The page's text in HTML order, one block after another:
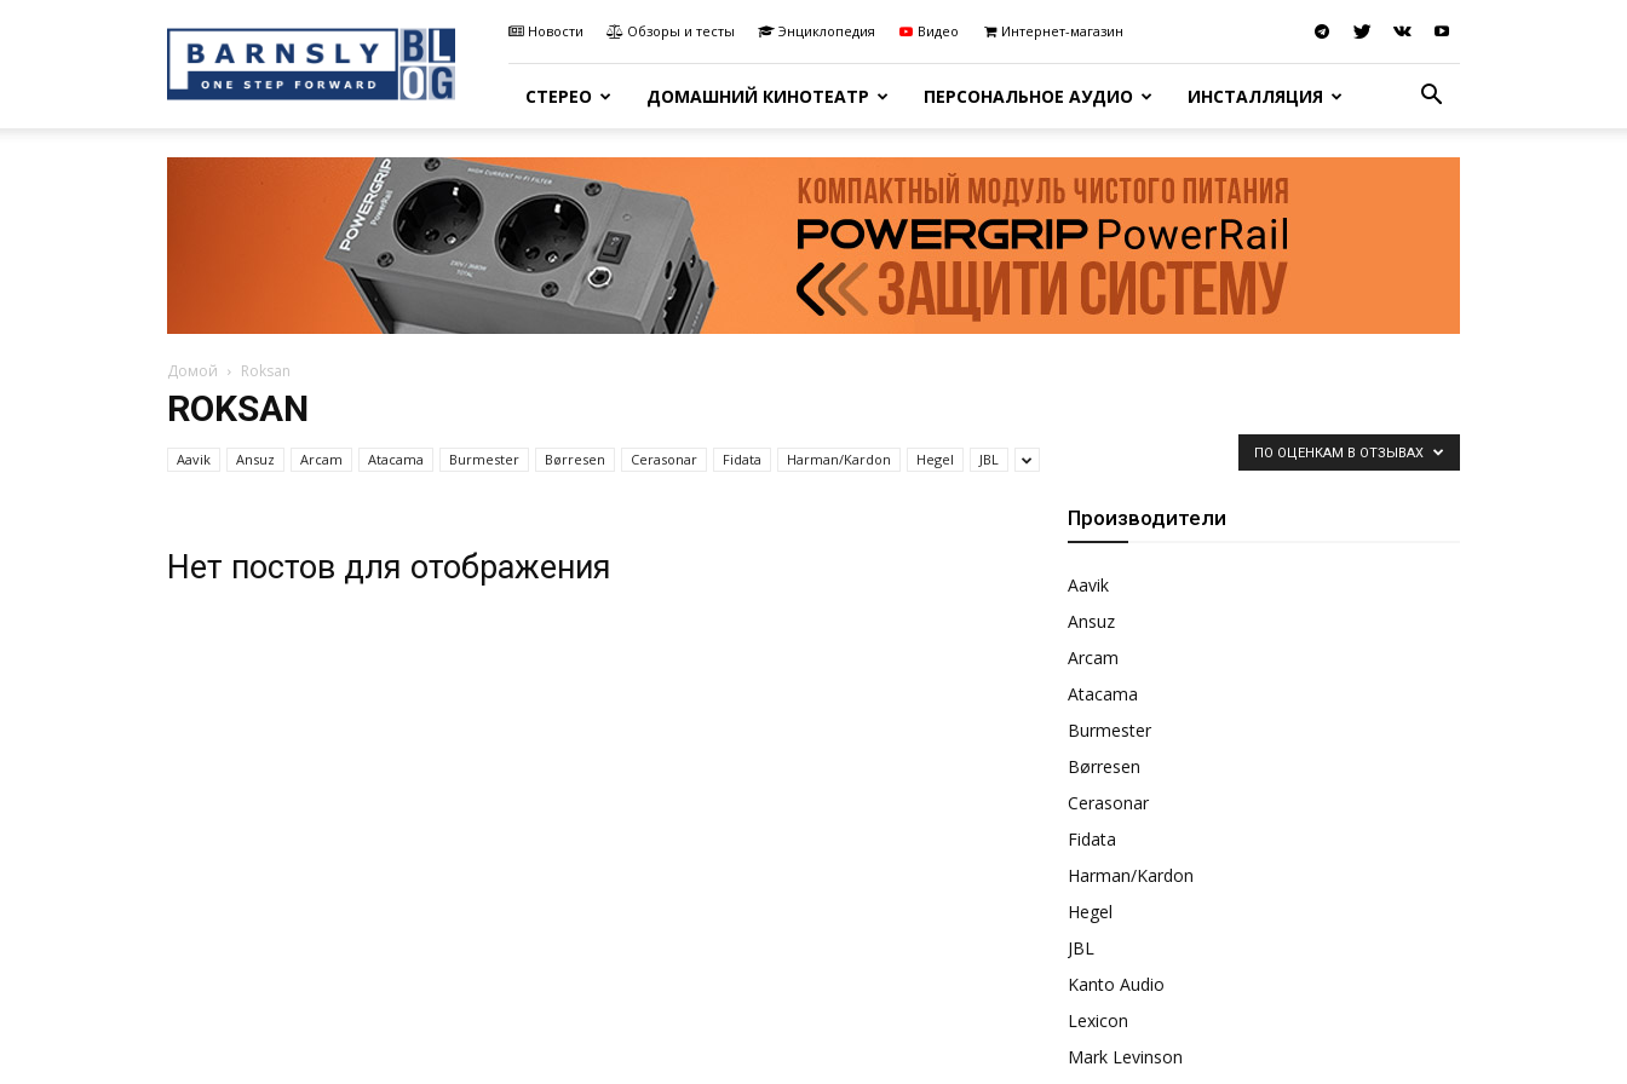
Sound
Blog
Новости Обзоры и тесты Энциклопедия Видео Интернет-магазин
СТЕРЕО ДОМАШНИЙ КИНОТЕАТР ПЕРСОНАЛЬНОЕ АУДИО ИНСТАЛЛЯЦИЯ
Домой Roksan
ROKSAN
Aavik Ansuz Arcam Atacama Burmester Børresen Cerasonar Fidata Harman/Kardon Hegel JBL ПО ОЦЕНКАМ В ОТЗЫВАХ
Нет постов для отображения
Производители
Aavik
Ansuz
Arcam
Atacama
Burmester
Børresen
Cerasonar
Fidata
Harman/Kardon
Hegel
JBL
Kanto Audio
Lexicon
Mark Levinson